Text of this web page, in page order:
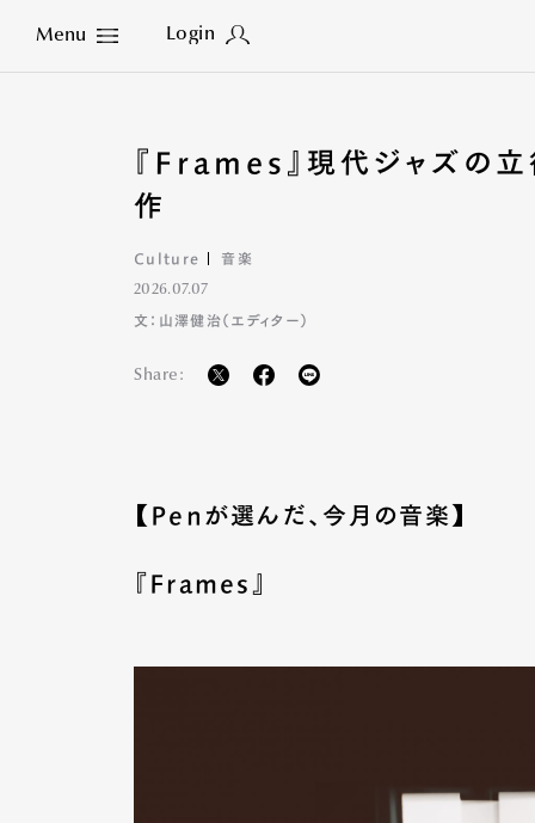
Menu Login
Close
『Frames』現代ジャズの
作
Culture 音楽
2026.07.07
文：山澤健治（エディター）
Share:
【Penが選んだ、今月の音楽】
『Frames』